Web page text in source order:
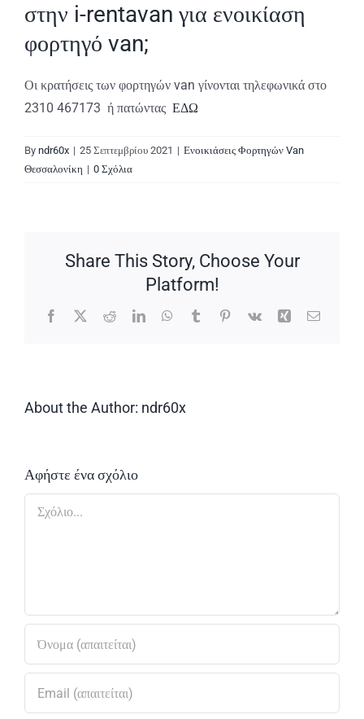
στην i-rentavan για ενοικίαση
φορτηγό van;
Οι κρατήσεις των φορτηγών van γίνονται τηλεφωνικά στο
2310 467173 ή πατώντας ΕΔΩ
By ndr60x | 25 Σεπτεμβρίου 2021 | Ενοικιάσεις Φορτηγών Van
Θεσσαλονίκη | 0 Σχόλια
Share This Story, Choose Your
Platform!
Facebook
X RedditLinkedInWhatsApp
TumblrPinterest
Vk Xing Email
About the Author: ndr60x
Αφήστε ένα σχόλιο
Σχόλιο